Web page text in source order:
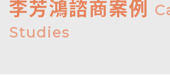
李芳鴻諮商案例
Studies